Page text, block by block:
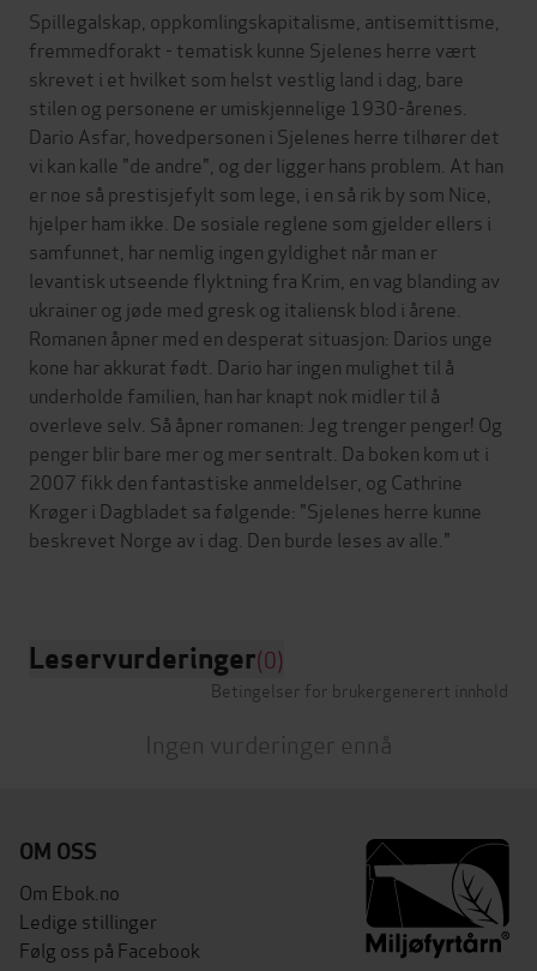
Spillegalskap, oppkomlingskapitalisme, antisemittisme,
fremmedforakt - tematisk kunne Sjelenes herre vært
skrevet i et hvilket som helst vestlig land i dag, bare
stilen og personene er umiskjennelige 1930-årenes.
Dario Asfar, hovedpersonen i Sjelenes herre tilhører det
vi kan kalle "de andre", og der ligger hans problem. At han
er noe så prestisjefylt som lege, i en så rik by som Nice,
hjelper ham ikke. De sosiale reglene som gjelder ellers i
samfunnet, har nemlig ingen gyldighet når man er
levantisk utseende flyktning fra Krim, en vag blanding av
ukrainer og jøde med gresk og italiensk blod i årene.
Romanen åpner med en desperat situasjon: Darios unge
kone har akkurat født. Dario har ingen mulighet til å
underholde familien, han har knapt nok midler til å
overleve selv. Så åpner romanen: Jeg trenger penger! Og
penger blir bare mer og mer sentralt. Da boken kom ut i
2007 fikk den fantastiske anmeldelser, og Cathrine
Krøger i Dagbladet sa følgende: "Sjelenes herre kunne
beskrevet Norge av i dag. Den burde leses av alle."
Leservurderinger(0)
Betingelser for brukergenerert innhold
Ingen vurderinger ennå
OM OSS
Om Ebok.no
Ledige stillinger
Følg oss på Facebook